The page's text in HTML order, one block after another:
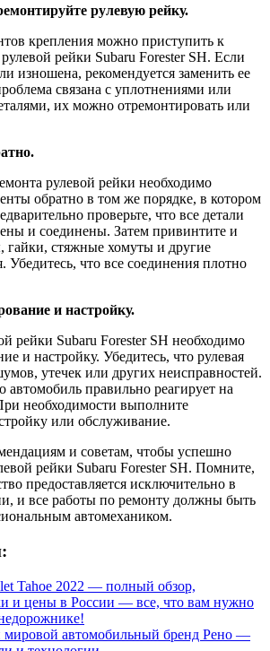
рулевую рейку.
крепления можно приступить к
рейки Subaru Forester SH. Если
изношена, рекомендуется заменить ее
связана с уплотнениями или
их можно отремонтировать или
рулевой рейки необходимо
обратно в том же порядке, в котором
проверьте, что все детали
и соединены. Затем привинтите и
гайки, стяжные хомуты и другие
Убедитесь, что все соединения плотно
и настройку.
рейки Subaru Forester SH необходимо
и настройку. Убедитесь, что рулевая
утечек или других неисправностей.
автомобиль правильно реагирует на
необходимости выполните
или обслуживание.
и советам, чтобы успешно
рейки Subaru Forester SH. Помните,
предоставляется исключительно в
и все работы по ремонту должны быть
автомехаником.
Tahoe 2022 — полный обзор,
и цены в России — все, что вам нужно
автомобильный бренд Рено —